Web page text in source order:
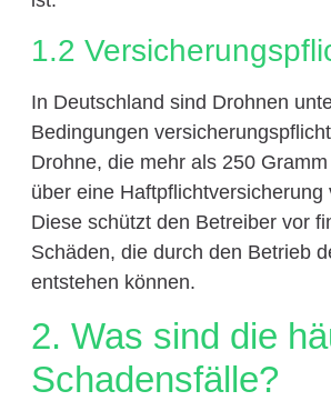
1.2
In Deutschland sind Drohnen
Bedingungen
Drohne, die mehr als 250
über eine Haftpflichtversicherung
Diese schützt den Betreiber vor
Schäden, die durch den Betrieb
entstehen können.
2. Was sind die
Schadensfälle?